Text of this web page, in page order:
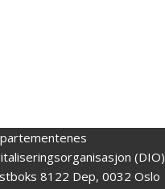
(DIO)
8122 Dep, 0032 Oslo